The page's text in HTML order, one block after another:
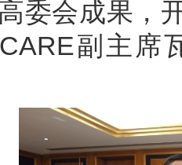
委会成果，
副主席